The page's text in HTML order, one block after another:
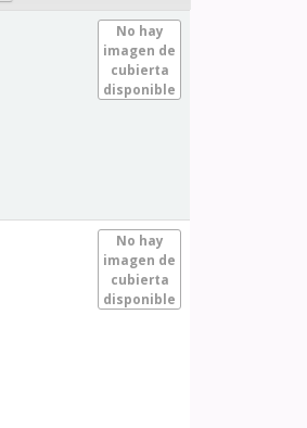
No hay
imagen de
cubierta
disponible
No hay
imagen de
cubierta
disponible